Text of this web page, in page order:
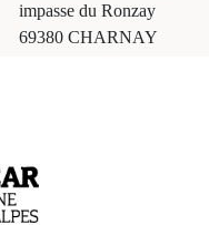
impasse du Ronzay
69380 CHARNAY